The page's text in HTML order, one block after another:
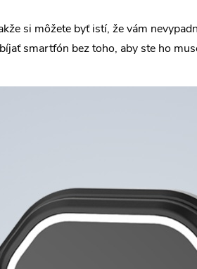
si môžete byť istí, že vám
smartfón bez toho, aby ste ho